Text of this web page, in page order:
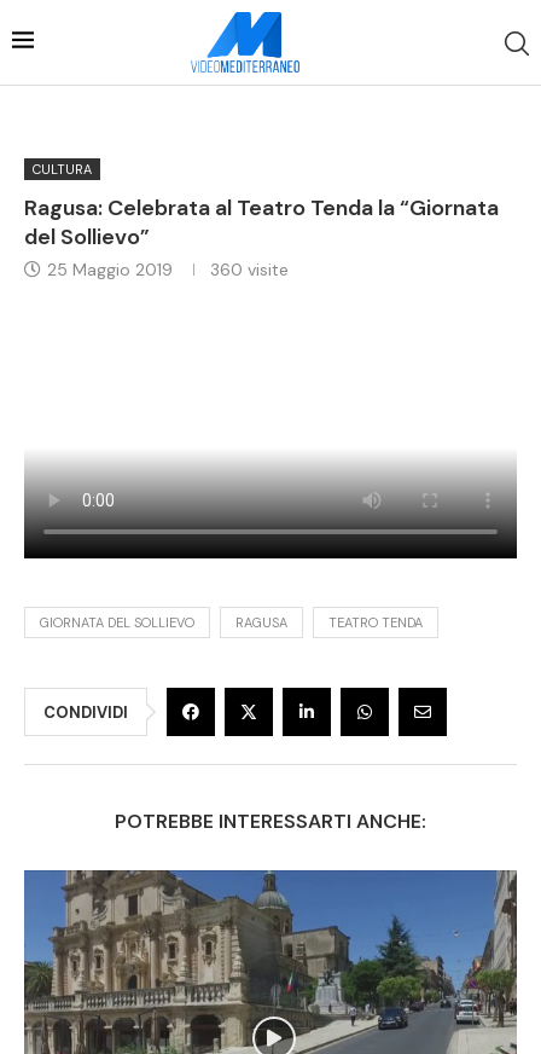
CULTURA
Ragusa: Celebrata al Teatro Tenda la “Giornata
del Sollievo”
25 Maggio 2019 360 visite
GIORNATA DEL SOLLIEVO RAGUSA TEATRO TENDA
CONDIVIDI
POTREBBE INTERESSARTI ANCHE: